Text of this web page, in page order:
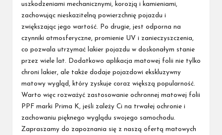
uszkodzeniami mechanicznymi, korozją i kamieniami,
zachowując nieskazitelną powierzchnię pojazdu i
zwiększając jego wartość. Po drugie, jest odporna na
czynniki atmosferyczne, promienie UV i zanieczyszczenia,
co pozwala utrzymać lakier pojazdu w doskonałym stanie
przez wiele lat. Dodatkowo aplikacja matowej folii nie tylko
chroni lakier, ale także dodaje pojazdowi ekskluzywny
matowy wygląd, który zyskuje coraz większą popularność.
Warto więc rozważyć zastosowanie ochronnej matowej folii
PPF marki Prima K, jeśli zależy Ci na trwałej ochronie i
zachowaniu pięknego wyglądu swojego samochodu.
Zapraszamy do zapoznania się z naszą ofertą matowych